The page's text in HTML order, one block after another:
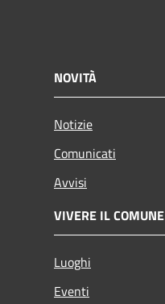
NOVITÀ
Notizie
Comunicati
Avvisi
VIVERE IL COMUNE
Luoghi
Eventi